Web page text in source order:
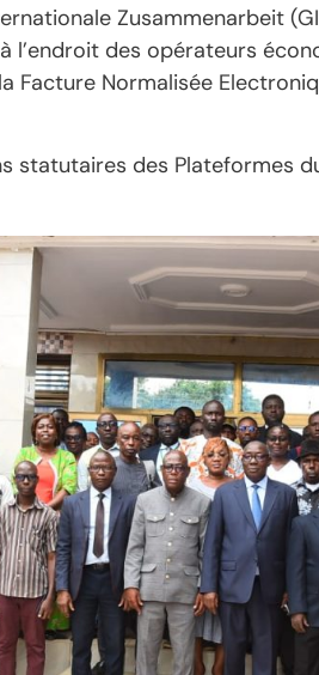
Zusammenarbeit
l’endroit des opérateurs
Normalisée
statutaires des Plateformes